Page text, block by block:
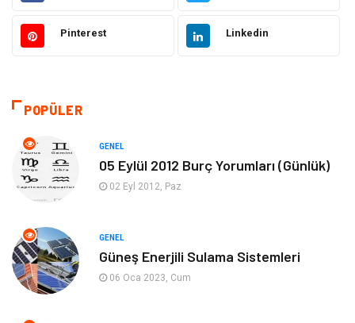
Ülkemizden Haberler Politika & Siyaset
Akıllı Telefon
Soru-Cevap
Ekonomi
Tanıtıcı Reklam Alışveriş
Pinterest Linkedin
POPÜLER
GENEL
05 Eylül 2012 Burç Yorumları (Günlük)
02 Eyl 2012, Paz
GENEL
Güneş Enerjili Sulama Sistemleri
06 Oca 2023, Cum